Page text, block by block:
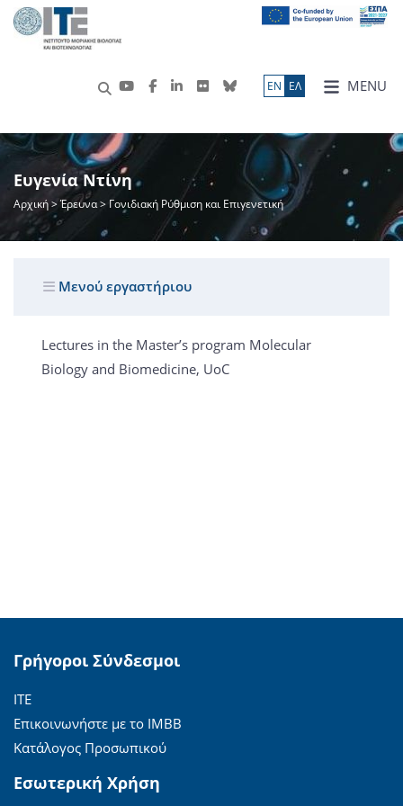
MENU
ΕN ΕΛ
Ευγενία Ντίνη
Αρχική>Έρευνα> Γονιδιακή Ρύθμιση και Επιγενετική
Μενού εργαστήριου
Lectures in the Master’s program Molecular
Biology and Biomedicine, UoC
Γρήγοροι Σύνδεσμοι
ΙΤΕ
Επικοινωνήστε με το ΙΜΒΒ
Κατάλογος Προσωπικού
Εσωτερική Χρήση